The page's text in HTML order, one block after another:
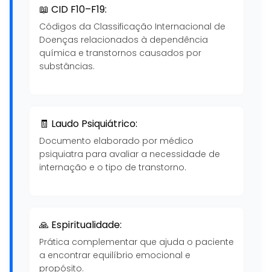
📖 CID F10–F19:
Códigos da Classificação Internacional de
Doenças relacionados à dependência
química e transtornos causados por
substâncias.
🧾 Laudo Psiquiátrico:
Documento elaborado por médico
psiquiatra para avaliar a necessidade de
internação e o tipo de transtorno.
🙏 Espiritualidade:
Prática complementar que ajuda o paciente
a encontrar equilíbrio emocional e
propósito.